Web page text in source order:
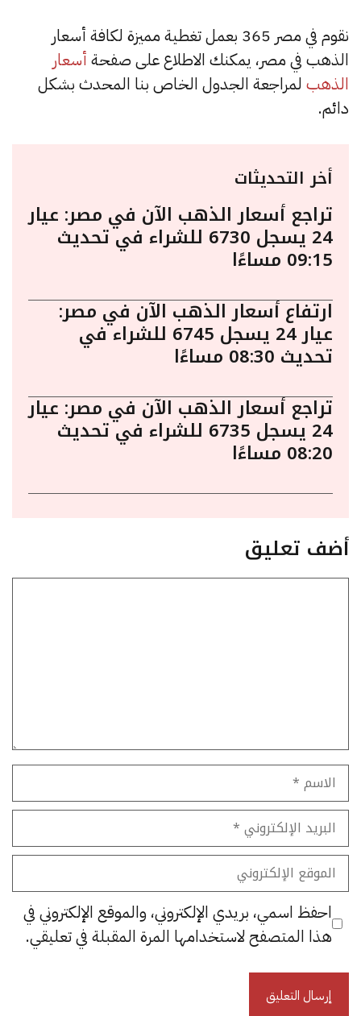
نقوم في مصر 365 بعمل تغطية مميزة لكافة أسعار
الذهب في مصر، يمكنك الاطلاع على صفحة أسعار
الذهب لمراجعة الجدول الخاص بنا المحدث بشكل
دائم.
أخر التحديثات
تراجع أسعار الذهب الآن في مصر: عيار
24 يسجل 6730 للشراء في تحديث
09:15 مساءًا
ارتفاع أسعار الذهب الآن في مصر:
عيار 24 يسجل 6745 للشراء في
تحديث 08:30 مساءًا
تراجع أسعار الذهب الآن في مصر: عيار
24 يسجل 6735 للشراء في تحديث
08:20 مساءًا
أضف تعليق
الاسم
البريد
الإلكتروني
الموقع
الإلكتروني
احفظ اسمي، بريدي الإلكتروني، والموقع الإلكتروني في
هذا المتصفح لاستخدامها المرة المقبلة في تعليقي.